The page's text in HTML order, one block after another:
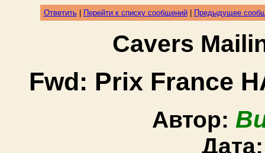
Ответить| Перейти к списку сообщений| Предыдущее
Cavers
Fwd: Prix France
Автор: